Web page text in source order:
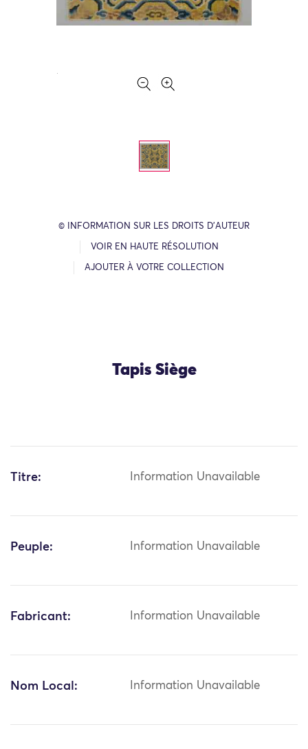
© INFORMATION SUR LES DROITS D’AUTEUR
VOIR EN HAUTE RÉSOLUTION
AJOUTER À VOTRE COLLECTION
Tapis Siège
Titre: Information Unavailable
Peuple: Information Unavailable
Fabricant: Information Unavailable
Nom Local: Information Unavailable